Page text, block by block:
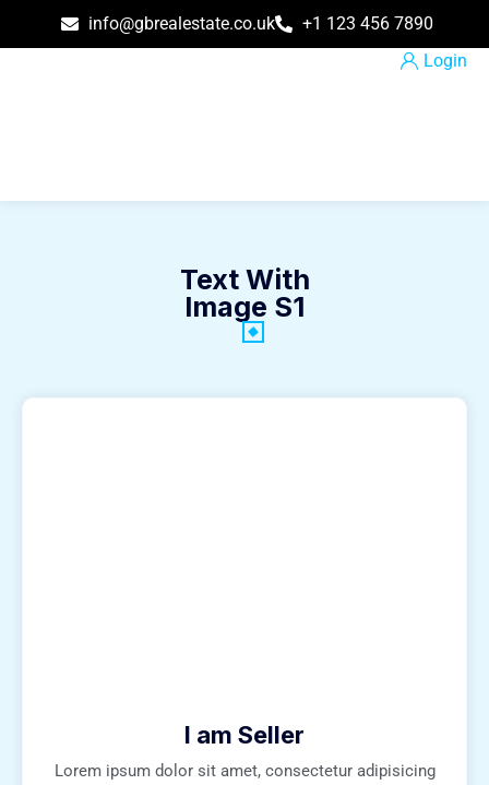
info@gbrealestate.co.uk
+1 123 456 7890
Login
Text With
Image S1
I am Seller
Lorem ipsum dolor sit amet, consectetur adipisicing